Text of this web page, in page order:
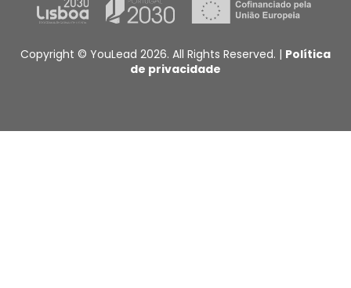
Copyright © YouLead 2026. All Rights Reserved. | Política
de privacidade